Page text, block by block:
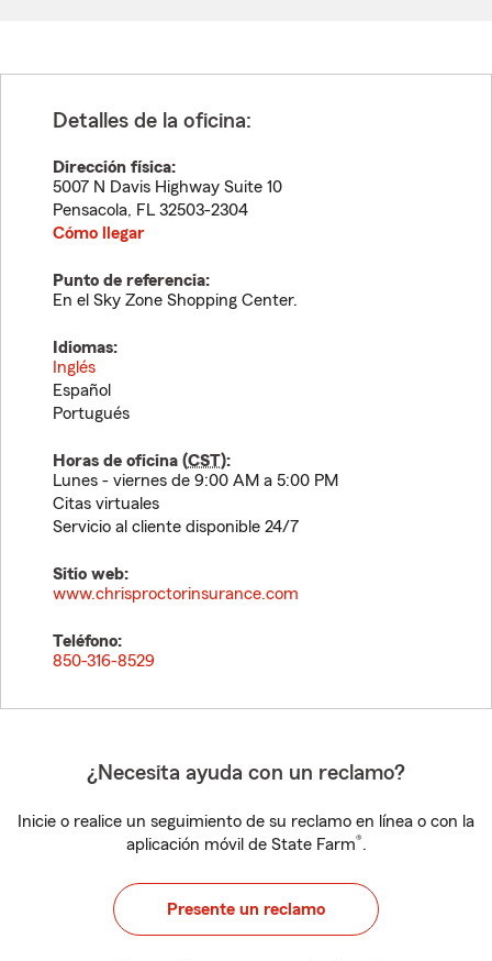
Detalles de la oficina:
Dirección física:
5007 N Davis Highway Suite 10
Pensacola, FL 32503-2304
Cómo llegar
Punto de referencia:
En el Sky Zone Shopping Center.
Idiomas:
Inglés
Español
Portugués
Horas de oficina (CST):
Lunes - viernes de 9:00 AM a 5:00 PM
Citas virtuales
Servicio al cliente disponible 24/7
Sitio web:
www.chrisproctorinsurance.com
Teléfono:
850-316-8529
¿Necesita ayuda con un reclamo?
Inicie o realice un seguimiento de su reclamo en línea o con la
aplicación móvil de State Farm®.
Presente un reclamo